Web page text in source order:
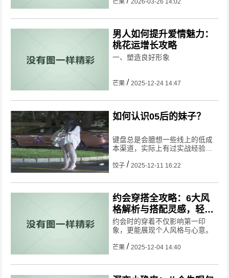
芒果 2026-03-26 14:02
男人如何提升爱情魅力：
桃花运增长攻略
一、塑造良好形象
芒果 2025-12-24 14:47
如何认识05后的妹子？
键盘总是会臆想一些线上的低成
本渠道，实际上有过实战经验的
远比你加一大堆聊不动的妹子更
饺子 2025-12-11 16:22
约会穿搭全攻略：6大风
格解析与搭配灵感，轻松
打造心动造型
约会时的穿着不仅影响第一印
象，更能展现个人风格与心意。
芒果 2025-12-04 14:40